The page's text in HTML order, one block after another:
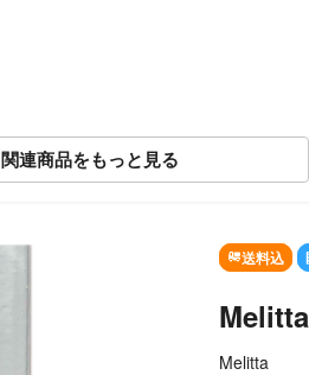
関連商品をもっと見る
送料込
Melitta